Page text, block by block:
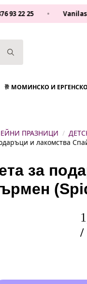
•
🥂 МОМИНСКО И
ПРАЗНИЦИ
и лакомства
за
/